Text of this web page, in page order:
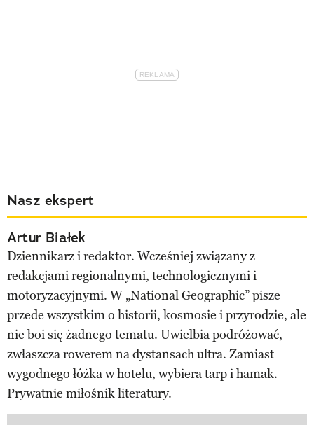
Nasz ekspert
Artur Białek
Dziennikarz i redaktor. Wcześniej związany z
redakcjami regionalnymi, technologicznymi i
motoryzacyjnymi. W „National Geographic” pisze
przede wszystkim o historii, kosmosie i przyrodzie, ale
nie boi się żadnego tematu. Uwielbia podróżować,
zwłaszcza rowerem na dystansach ultra. Zamiast
wygodnego łóżka w hotelu, wybiera tarp i hamak.
Prywatnie miłośnik literatury.